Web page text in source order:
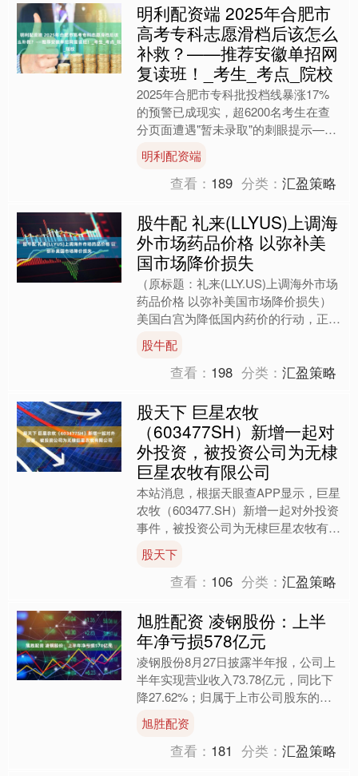
明利配资端 2025年合肥市
高考专科志愿滑档后该怎么
补救？——推荐安徽单招网
复读班！_考生_考点_院校
2025年合肥市专科批投档线暴涨17%
的预警已成现实，超6200名考生在查
分页面遭遇"暂未录取"的刺眼提示——
这并非终点，而是战略调整的关键窗口
期。在合肥市教育....
明利配资端
查看： 189 分类：汇盈策略
股牛配 礼来(LLYUS)上调海
外市场药品价格 以弥补美
国市场降价损失
（原标题：礼来(LLY.US)上调海外市场
药品价格 以弥补美国市场降价损失）
美国白宫为降低国内药价的行动，正在
推高欧洲的药品价格。 智通财经APP
获悉，总部位....
股牛配
查看： 198 分类：汇盈策略
股天下 巨星农牧
（603477SH）新增一起对
外投资，被投资公司为无棣
巨星农牧有限公司
本站消息，根据天眼查APP显示，巨星
农牧（603477.SH）新增一起对外投资
事件，被投资公司为无棣巨星农牧有限
100%。该公....
股天下
查看： 106 分类：汇盈策略
旭胜配资 凌钢股份：上半
年净亏损578亿元
凌钢股份8月27日披露半年报，公司上
半年实现营业收入73.78亿元，同比下
降27.62%；归属于上市公司股东的净
利润亏损5.78亿元，上年同期亏损5.22
亿元；....
旭胜配资
查看： 181 分类：汇盈策略